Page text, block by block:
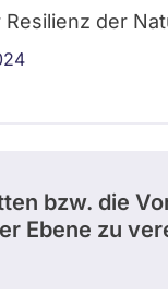
der
bzw. die
Ebene zu